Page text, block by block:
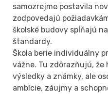
samozrejme postavila
zodpovedajú
školské budovy spĺňajú
štandardy.
Škola berie individuálny
vážne. Tu zdôrazňujú,
výsledky a známky, ale
ambície, záujmy a